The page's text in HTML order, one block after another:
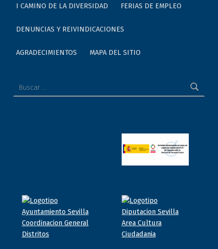
I CAMINO DE LA DIVERSIDAD FERIAS DE EMPLEO
DENUNCIAS Y REIVINDICACIONES
AGRADECIMIENTOS MAPA DEL SITIO